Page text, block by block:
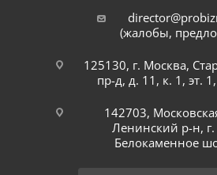
(жалобы,
125130, г. Москва,
пр-д, д. 11, к. 1, эт.
142703,
Ленинский р-н,
Белокаменное